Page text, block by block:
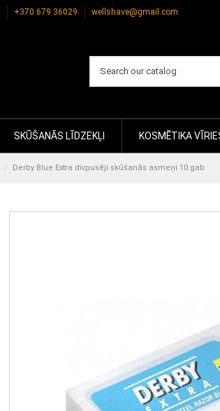
+370 679 36029 wellshave@gmail.com
SKŪŠANĀS LĪDZEKĻI KOSMĒTIKA
Derby Blue Extra divpusēji skūšanās asmeņi 10 gab